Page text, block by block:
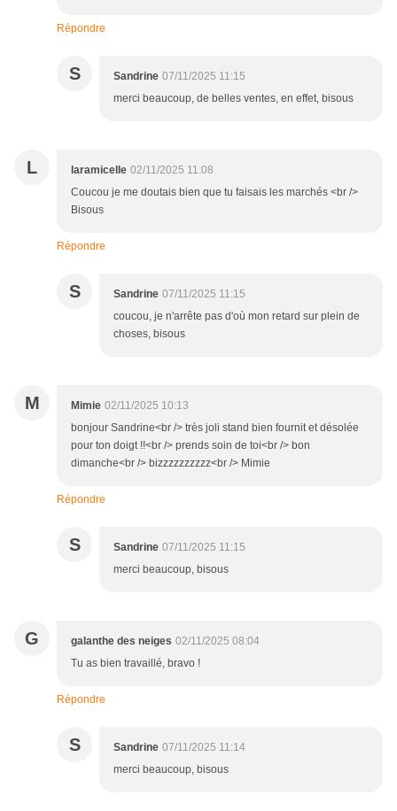
Répondre
S Sandrine 07/11/2025 11:15
merci beaucoup, de belles ventes, en effet, bisous
L laramicelle 02/11/2025 11:08
Coucou je me doutais bien que tu faisais les marchés <br />
Bisous
Répondre
S Sandrine 07/11/2025 11:15
coucou, je n'arrête pas d'où mon retard sur plein de
choses, bisous
M Mimie 02/11/2025 10:13
bonjour Sandrine<br /> très joli stand bien fournit et désolée
pour ton doigt !!<br /> prends soin de toi<br /> bon
dimanche<br /> bizzzzzzzzzz<br /> Mimie
Répondre
S Sandrine 07/11/2025 11:15
merci beaucoup, bisous
G galanthe des neiges 02/11/2025 08:04
Tu as bien travaillé, bravo !
Répondre
S Sandrine 07/11/2025 11:14
merci beaucoup, bisous